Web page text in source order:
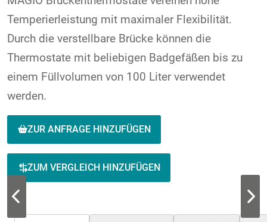
Temperierleistung mit maximaler Flexibilität.
Durch die verstellbare Brücke können die
Thermostate mit beliebigen Badgefäßen bis zu
einem Füllvolumen von 100 Liter verwendet
werden.
ZUR ANFRAGE HINZUFÜGEN
ZUM VERGLEICH HINZUFÜGEN